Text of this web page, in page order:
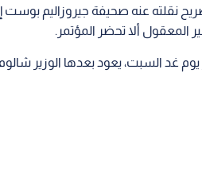
نقلته عنه صحيفة جيروزاليم بوست
المعقول ألا تحضر المؤتمر.
غد السبت، يعود بعدها الوزير شالوم